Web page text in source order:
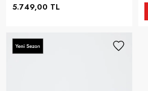
5.749,00 TL